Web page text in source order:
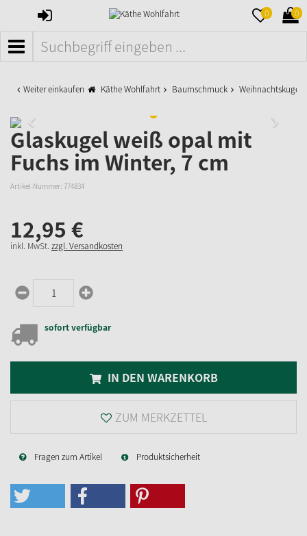
ANMELDEN 0 0
MENÜ
Weiter einkaufen Käthe Wohlfahrt Baumschmuck Weihnachtskugeln
Glaskugel weiß opal mit
Fuchs im Winter, 7 cm
Artikel-Nummer: 774834
12,95 €
inkl. MwSt. zzgl. Versandkosten
sofort verfügbar
IN DEN WARENKORB
ZUM MERKZETTEL
Fragen zum Artikel Produktsicherheit